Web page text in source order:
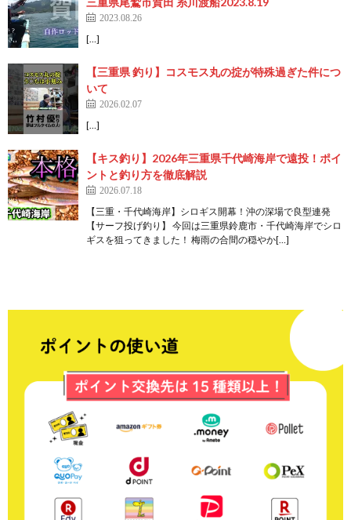
2023.08.26
[…]
【三重県 釣り】コスモス丸の掟が特殊過ぎた件につ
いて
2026.02.07
[…]
【キス釣り】2026年三重県千代崎海岸で遠投！ポイ
ントと釣り方を徹底解説
2026.07.18
【三重・千代崎海岸】シロギス開幕！沖の深場で良型連発
【サーフ投げ釣り】 今回は三重県鈴鹿市・千代崎海岸でシロ
ギスを狙ってきました！ 梅雨の合間の穏やか[…]